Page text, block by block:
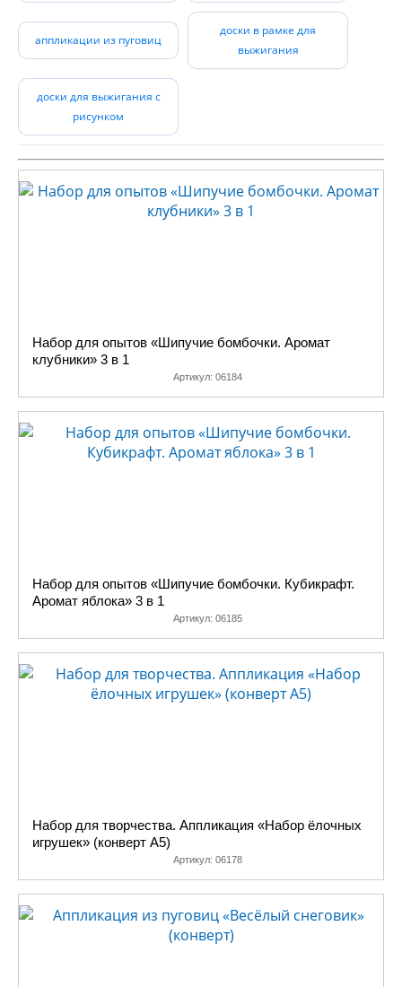
выбрать для своего
ребенка и традиционные
наборы для творчества
(наборы для вышивания,
рынке наборы для
творчества, например:
аппликации из пайеток, и
изготовить с помощью
аппликации из пуговиц
доски в рамке для
выжигания
доски для выжигания с
рисунком
Набор для опытов «Шипучие бомбочки. Аромат
клубники» 3 в 1
Артикул: 06184
Набор для опытов «Шипучие бомбочки. Кубикрафт.
Аромат яблока» 3 в 1
Артикул: 06185
Набор для творчества. Аппликация «Набор ёлочных
игрушек» (конверт А5)
Артикул: 06178